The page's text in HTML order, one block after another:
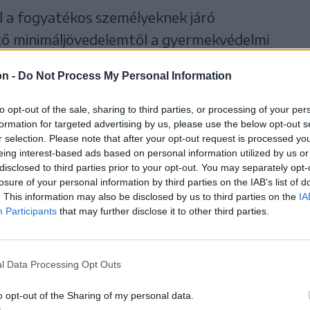
- Do Not Process My Personal Information
opt-out of the sale, sharing to third parties, or processing of your
for targeted advertising by us, please use the below opt-out
selection. Please note that after your opt-out request is processed
interest-based ads based on personal information utilized by us
to third parties prior to your opt-out. You may separately
of your personal information by third parties on the IAB’s list of
This information may also be disclosed by us to third parties on the
Participants that may further disclose it to other third parties.
Data Processing Opt Outs
opt-out of the Sharing of my personal data.
fogyatékos személyeknek járó
minimáljövedelemtől a gyermekvédelmi
segélyig, a fűtéstámogatástól a
gyakorlatilag a hónap minden
egy-egy társadalmi csoportnak.
több mint
támogatást utalt ki az